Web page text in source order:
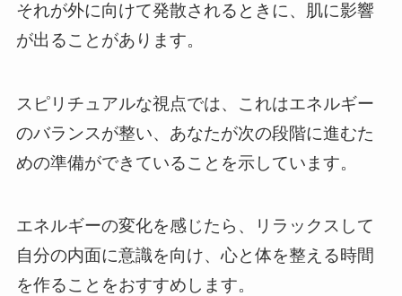
それが外に向けて発散されるときに、肌に影響
が出ることがあります。
スピリチュアルな視点では、これはエネルギー
のバランスが整い、あなたが次の段階に進むた
めの準備ができていることを示しています。
エネルギーの変化を感じたら、リラックスして
自分の内面に意識を向け、心と体を整える時間
を作ることをおすすめします。